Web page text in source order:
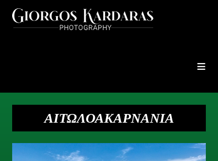
≡
ΑΙΤΩΛΟΑΚΑΡΝΑΝΙΑ